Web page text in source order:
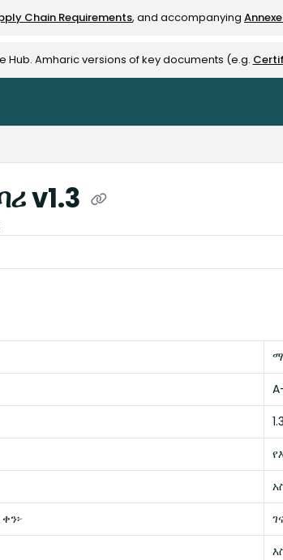
Chain Requirements, and accompanying
Amharic versions of key documents (e.g.
v1.3
1.3